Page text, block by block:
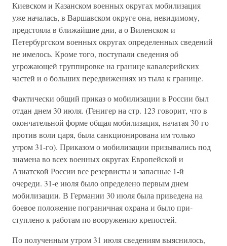
Киевском и Казанском военных округах мобилизация
уже началась, в Варшавском округе она, невидимому,
предстояла в ближайшие дни, а о Виленском и
Петербургском военных округах определенных сведений
не имелось. Кроме того, поступали сведения об
угрожающей группировке на границе кавалерийских
частей и о больших передвижениях из тыла к границе.
Фактически общий приказ о мобилизации в России был
отдан днем 30 июля. (Генигер на стр. 123 говорит, что в
окончательной форме общая мобилизация, начатая 30-го
против воли царя, была санкционирована им только
утром 31-го). Приказом о мобилизации призывались под
знамена во всех военных округах Европейской и
Азиатской России все резервисты и запасные 1-й
очереди. 31-е июля было определено первым днем
мобилизации. В Германии 30 июля была приведена на
боевое положение пограничная охрана и было при-
ступлено к работам по вооружению крепостей.
По полученным утром 31 июля сведениям выяснилось,